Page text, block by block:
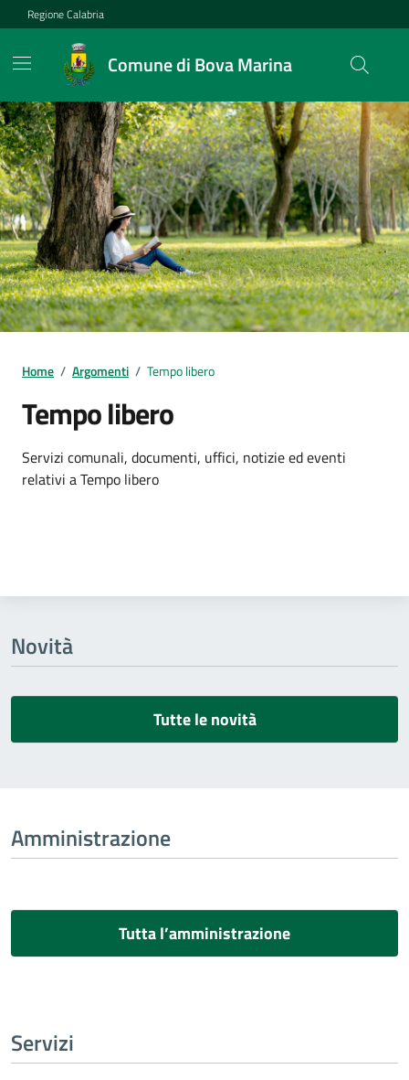
Vai ai contenuti
Vai al footer
Regione Calabria
Comune di Bova Marina
Home / Argomenti / Tempo libero
Tempo libero
Dettagli dell'argomento
Servizi comunali, documenti, uffici, notizie ed eventi
relativi a Tempo libero
Novità
Tutte le novità
Amministrazione
Tutta l’amministrazione
Servizi